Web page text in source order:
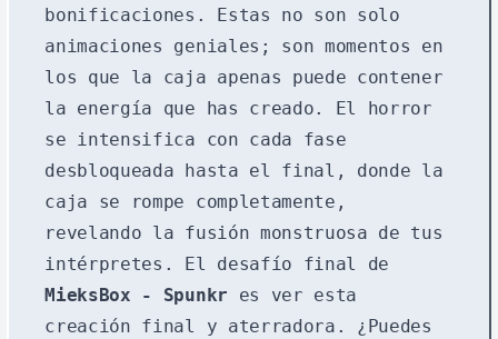
bonificaciones. Estas no son solo
animaciones geniales; son momentos en
los que la caja apenas puede contener
la energía que has creado. El horror
se intensifica con cada fase
desbloqueada hasta el final, donde la
caja se rompe completamente,
revelando la fusión monstruosa de tus
intérpretes. El desafío final de
MieksBox - Spunkr es ver esta
creación final y aterradora. ¿Puedes